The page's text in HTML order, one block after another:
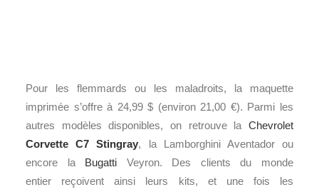
Pour les flemmards ou les maladroits, la maquette
imprimée s’offre à 24,99 $ (environ 21,00 €). Parmi les
autres modèles disponibles, on retrouve la Chevrolet
Corvette C7 Stingray, la Lamborghini Aventador ou
encore la Bugatti Veyron. Des clients du monde
entier reçoivent ainsi leurs kits, et une fois les